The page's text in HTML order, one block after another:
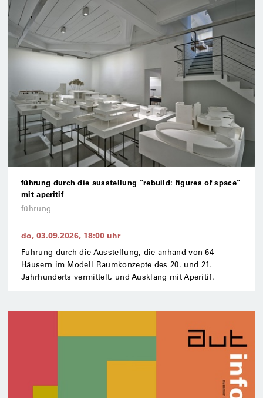
führung durch die ausstellung "rebuild: figures of space"
mit aperitif
führung
do, 03.09.2026, 18:00 uhr
Führung durch die Ausstellung, die anhand von 64
Häusern im Modell Raumkonzepte des 20. und 21.
Jahrhunderts vermittelt, und Ausklang mit Aperitif.